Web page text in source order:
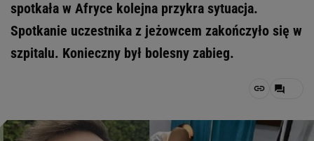
spotkała w Afryce kolejna przykra sytuacja.
Spotkanie uczestnika z jeżowcem zakończyło się w
szpitalu. Konieczny był bolesny zabieg.